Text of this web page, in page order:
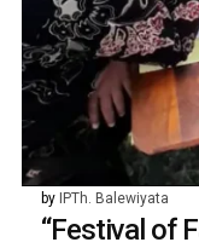
by IPTh. Balewiyata
“Festival of